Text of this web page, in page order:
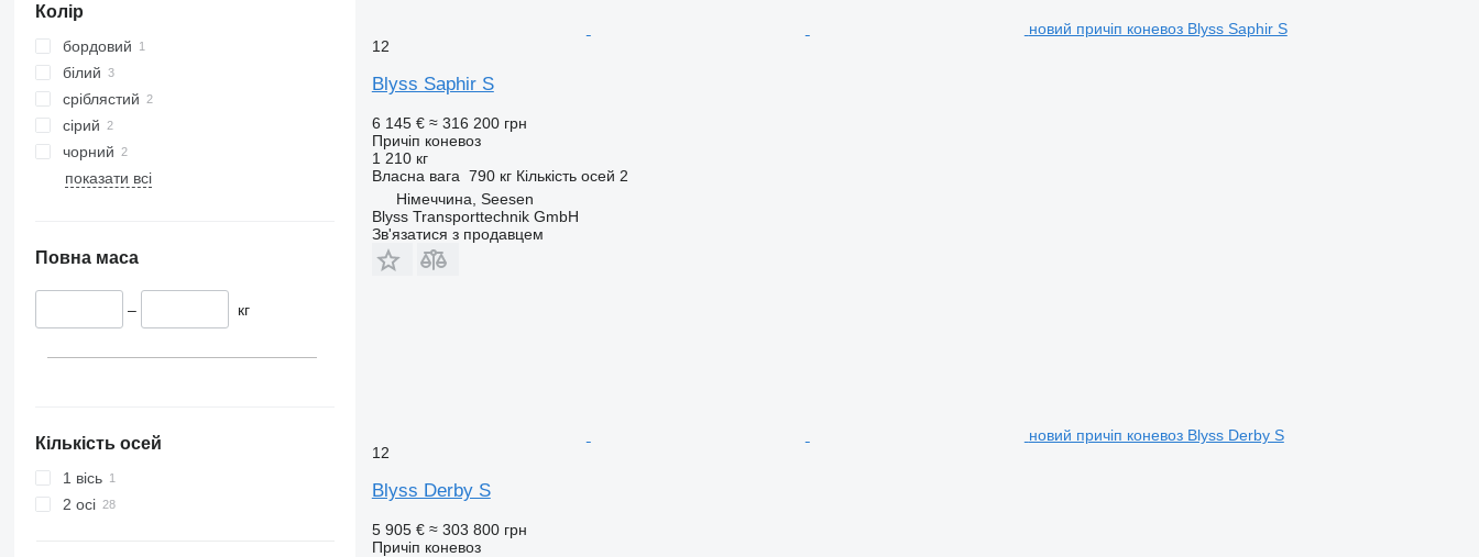
Колір
бордовий
білий
сріблястий
сірий
чорний
показати всі
Повна маса
– кг
Кількість осей
1 вісь
2 осі
новий причіп коневоз Blyss Saphir S
12
Blyss Saphir S
6 145 € ≈ 316 200 грн
Причіп коневоз
1 210 кг
Власна вага 790 кг Кількість осей 2
Німеччина, Seesen
Blyss Transporttechnik GmbH
Зв'язатися з продавцем
новий причіп коневоз Blyss Derby S
12
Blyss Derby S
5 905 € ≈ 303 800 грн
Причіп коневоз